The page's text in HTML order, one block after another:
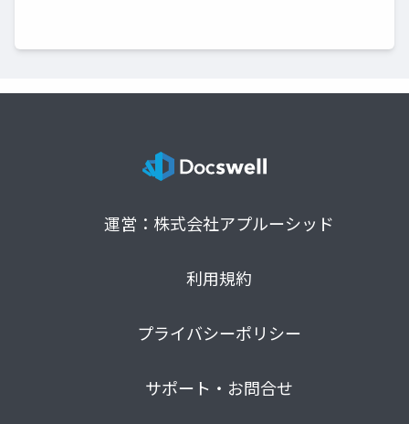
運営：株式会社アプルーシッド
利用規約
プライバシーポリシー
サポート・お問合せ